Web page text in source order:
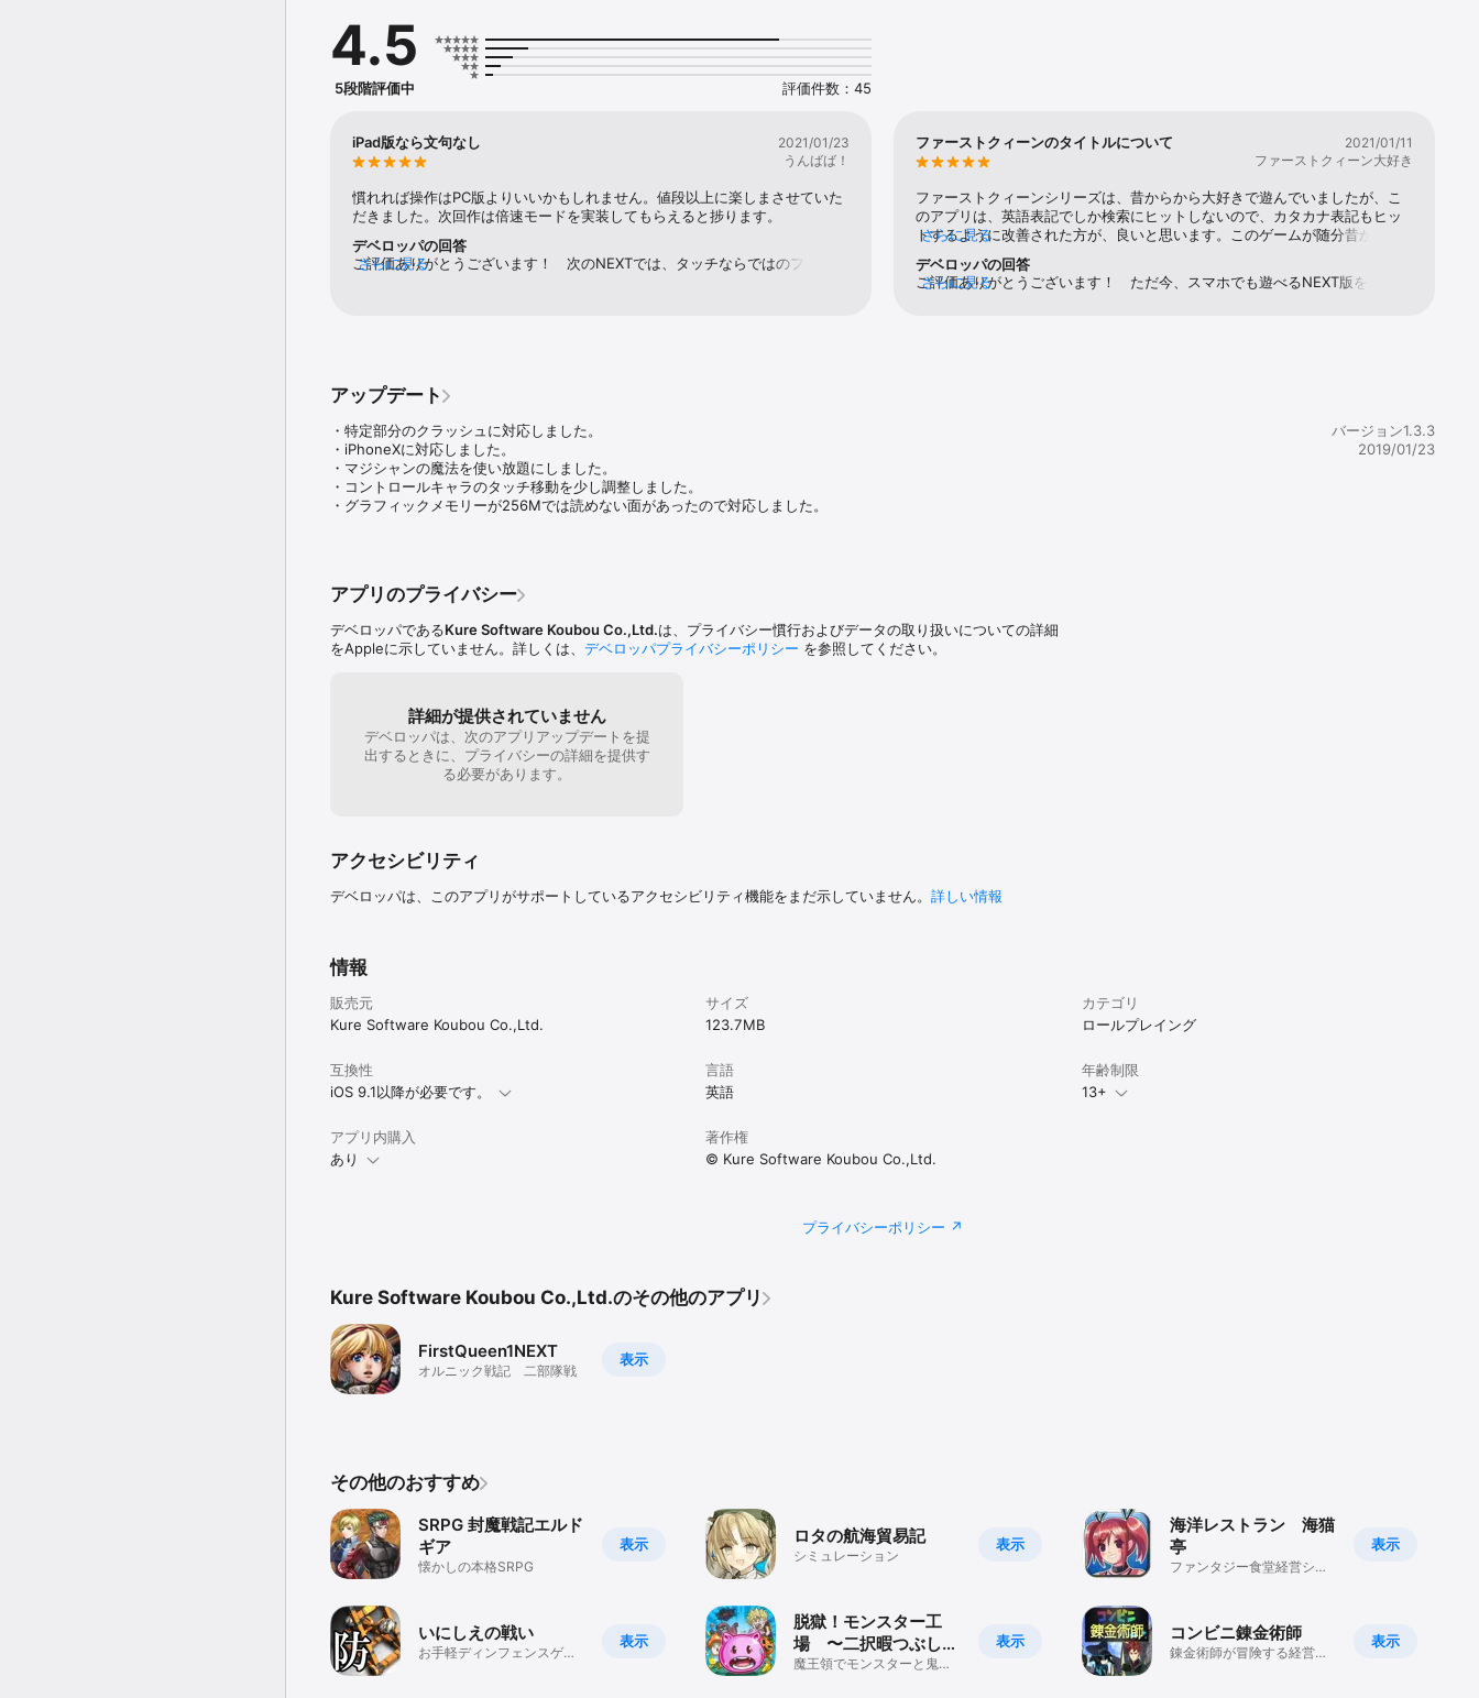
＊通信量制限にご注意下さい。
マップデータはゲーム中に通信で受け取っています。
データ量は地形マップ平均して4MByteです。(家の中はその1/10程度)　LOADINGが長く出る場合、地形マップを
通信しています。
オルニックに生まれた最初の女王。
彼女は野望に燃え世界を制すべく南へ進軍を開始した。
国を焼かれたリッチモンド伯は、カーディックの兵士を率いて反撃を開始する。
３０年の歳月を経てもなお新しい。これがゴチャキャラシミュレーション！
ＰＣ、ゲーム機で愛されたファーストクイーンがスマートフォン・タブレットで動きます。
治療に専念する看護師など、オリジナルにはいないキャラ達も登場。
国を作っている部族は、ゲームの展開によりチームごと敵にもなり、味方にもなります。
敵リーダーを倒すと、追い詰められた敵兵が寝返える事もあります。
システムの「キモ」は各キャラの思考。
生命力の減少により、気の弱いキャラはさっさと逃げ出します。
敵と離れて休めば高速で回復し、再び戦います。
その結果、動く「囲碁」のような「強いキャラも囲まれればピンチになる」システムが出来ました。
今作では、これに加えて各部隊ごとに「アイテム袋」を持っていて、キャラが持つ必要のないシナリオアイテム
や
キャンプで使う「食料」、予備のアイテムを沢山持てるようにしました。
○ゲーム内容
「序章」は今作用に加えられたもので、オリジナルのシナリオ（本章）開始までの経緯をシナリオにしてありま
操作方法など詳しくは、ゲームのマニュアルがいつでも見られます。
難しいかもしれません。
行ける場所を探し、仲間を増やすのが重要です。
チームのリーダーをマップの出入り口（マップの縁や家のドアなど）に移動させると、別のマップに切り替わり
ます。
・キャンプ
敵のいないマップや、部屋ではキャンプできる場合があります。
キャンプでは、新しい部隊を作る、メンバーの交換、操作する部隊の切り替え、アイテムの着脱、アイテムの購
「本章」では複数のチームを配置して、攻撃と防御を行う必要があります。（本章は、初めから２チームありま
す）
また、戦闘で疲労がたまったら、キャンプで食事や疲労回復剤で疲労を回復をさせるのが良いでしょう。
「ゲージ表示切替」メニューで両方表示にするとキャラの下の２本のゲージがでます。
下のバーがスタミナで、疲労がたまるにつれてスタミナが減ります。
おくと良いでしょう。
・戦闘
敵部隊と遭遇すると、自分の部隊は戦闘隊形をとります。
力が拮抗している場合、キレイに当たると戦線ができますが、すぐにバラけて戦います。
あらかじめシステムメニューの「ピンチ自動チェンジ」が「する」になっているので、
生命力の減ったキャラに自動でコントルールが切り替わります。
敵のいない方向に誘導してあげましょう。
ピンチキャラがいくつも出てくると、頻繁に切り替わるようになります。
「ピンチ自動チェンジ」を「しない」にすると、キャラの切り替えを手動で行う事になります。
ゲーム画面下のステータス欄のキャラのか生命力数値をタップして切り替えます。
兵士が倒されてしまっても、場合によっては敵兵が寝返って穴を埋めてくれるかもしれません。
看護師など重要なキャラが倒されたら、キャンプでセーブしたデータをロードするのも良いかもしれません。
もちろん、主人公が倒されるゲームオーバーになりセーブ場所に戻ります。
4.5
5段階評価中 評価件数：45
iPad版なら文句なし
2021/01/23
うんばば！
慣れれば操作はPC版よりいいかもしれません。値段以上に楽しまさせていた
だきました。次回作は倍速モードを実装してもらえると捗ります。
デベロッパの回答
ご評価ありがとうございます！　次のNEXTでは、タッチならではのフリック
さらに見る
ファーストクィーンのタイトルについて
2021/01/11
ファーストクィーン大好き
ファーストクィーンシリーズは、昔からから大好きで遊んでいましたが、こ
のアプリは、英語表記でしか検索にヒットしないので、カタカナ表記もヒッ
トするように改善された方が、良いと思います。このゲームが随分昔からあ
るのに、今まで気づかずにいました。たくさんの人に遊んで欲しいと思った
ので、このコメントを書かせていただきました。
さらに見る
デベロッパの回答
ご評価ありがとうございます！　ただ今、スマホでも遊べるNEXT版を準備中
さらに見る
アップデート
・特定部分のクラッシュに対応しました。
・iPhoneXに対応しました。
・マジシャンの魔法を使い放題にしました。
・コントロールキャラのタッチ移動を少し調整しました。
・グラフィックメモリーが256Mでは読めない面があったので対応しました。
バージョン1.3.3
2019/01/23
アプリのプライバシー
デベロッパであるKure Software Koubou Co.,Ltd.は、プライバシー慣行およびデータの取り扱いについての詳細
をAppleに示していません。詳しくは、 デベロッパプライバシーポリシー を参照してください。
詳細が提供されていません
デベロッパは、次のアプリアップデートを提
出するときに、プライバシーの詳細を提供す
る必要があります。
アクセシビリティ
デベロッパは、このアプリがサポートしているアクセシビリティ機能をまだ示していません。 詳しい情報
情報
販売元
Kure Software Koubou Co.,Ltd.
サイズ
123.7 MB
カテゴリ
ロールプレイング
互換性
iOS 9.1以降が必要です。
言語
英語
年齢制限
13+
アプリ内購入
あり
著作権
© Kure Software Koubou Co.,Ltd.
プライバシーポリシー
Kure Software Koubou Co.,Ltd.のその他のアプリ
表示
FirstQueen1NEXT
オルニック戦記 二部隊戦
その他のおすすめ
表示
SRPG 封魔戦記エルド
ギア
懐かしの本格SRPG
表示
いにしえの戦い
お手軽ディンフェンスゲー
表示
ロタの航海貿易記
シミュレーション
表示
脱獄！モンスター工
場 〜二択暇つぶし脱
出ファンタジーRPG〜
魔王領でモンスターと鬼ご
表示
海洋レストラン 海猫
亭
ファンタジー食堂経営シミ
表示
コンビニ錬金術師
錬金術師が冒険する経営シ